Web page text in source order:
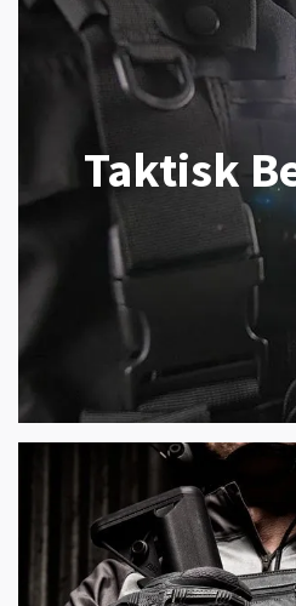
Taktisk